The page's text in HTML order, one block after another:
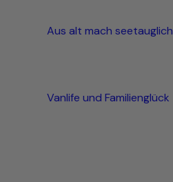
Aus alt mach seetauglich
Vanlife und Familienglück